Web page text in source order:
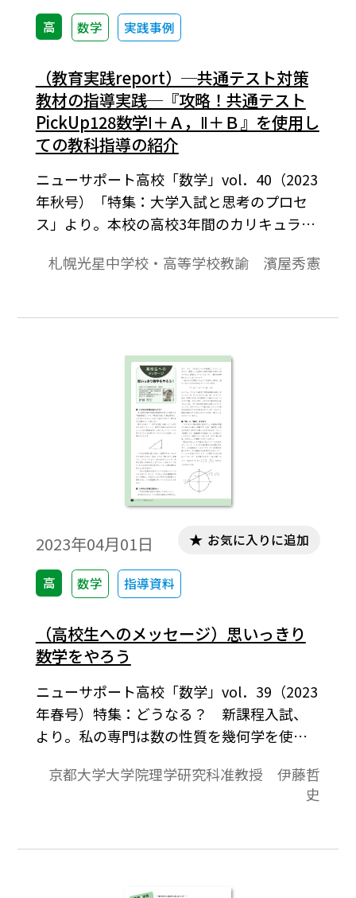
高 数学 実践事例
（教育実践report）─共通テスト対策
教材の指導実践─『攻略！共通テスト
PickUp128数学Ⅰ＋Ａ，Ⅱ＋Ｂ』を使用し
ての教科指導の紹介
ニューサポート高校「数学」vol．40（2023
年秋号）「特集：大学入試と思考のプロセ
ス」より。本校の高校3年間のカリキュラム
2年次は数学Ⅱと数学Bを配置しています。そ
は数列・ベクトル）の指導が終了し、高校3
を副教材として使用した授業を現在展開し
札幌光星中学校・高等学校教諭 濱屋秀憲
2023年04月01日
高 数学 指導資料
お気に入りに追加
（高校生へのメッセージ）思いっきり
数学をやろう
ニューサポート高校「数学」vol．39（2023
年春号）特集：どうなる？ 新課程入試、
より。私の専門は数の性質を幾何学を使っ
使って数を研究？』と言われてもピンとこ
京都大学大学院理学研究科准教授 伊藤哲
史